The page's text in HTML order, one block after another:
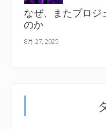
なぜ、またプロジ
のか
8月 27, 2025